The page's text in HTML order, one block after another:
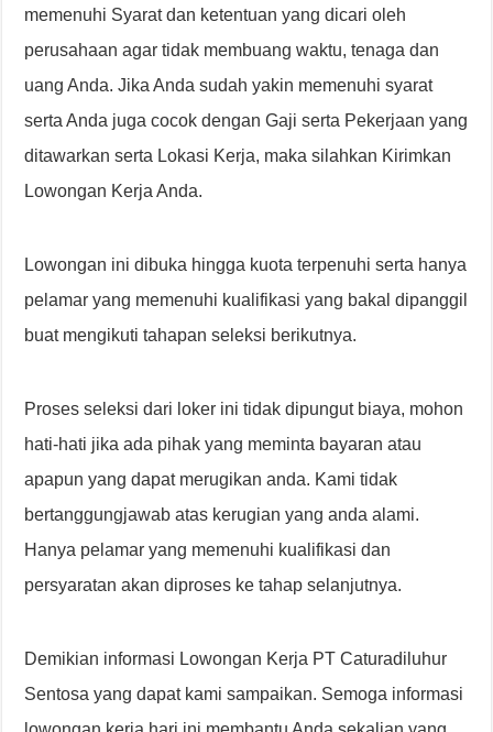
memenuhi Syarat dan ketentuan yang dicari oleh
perusahaan agar tidak membuang waktu, tenaga dan
uang Anda. Jika Anda sudah yakin memenuhi syarat
serta Anda juga cocok dengan Gaji serta Pekerjaan yang
ditawarkan serta Lokasi Kerja, maka silahkan Kirimkan
Lowongan Kerja Anda.
Lowongan ini dibuka hingga kuota terpenuhi serta hanya
pelamar yang memenuhi kualifikasi yang bakal dipanggil
buat mengikuti tahapan seleksi berikutnya.
Proses seleksi dari loker ini tidak dipungut biaya, mohon
hati-hati jika ada pihak yang meminta bayaran atau
apapun yang dapat merugikan anda. Kami tidak
bertanggungjawab atas kerugian yang anda alami.
Hanya pelamar yang memenuhi kualifikasi dan
persyaratan akan diproses ke tahap selanjutnya.
Demikian informasi Lowongan Kerja PT Caturadiluhur
Sentosa yang dapat kami sampaikan. Semoga informasi